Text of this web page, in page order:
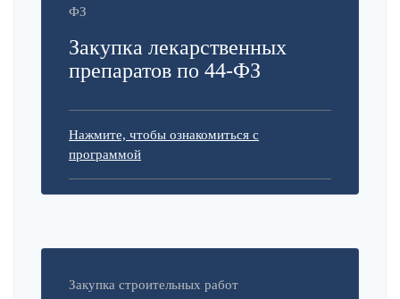
ФЗ
Закупка лекарственных
препаратов по 44-ФЗ
Нажмите, чтобы ознакомиться с
программой
Закупка строительных работ